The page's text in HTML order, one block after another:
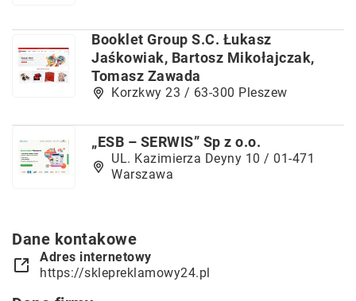
Booklet Group S.C. Łukasz
Jaśkowiak, Bartosz Mikołajczak,
Tomasz Zawada
Korzkwy 23 / 63-300 Pleszew
„ESB – SERWIS” Sp z o.o.
UL. Kazimierza Deyny 10 / 01-471
Warszawa
Dane kontakowe
Adres internetowy
https://sklepreklamowy24.pl